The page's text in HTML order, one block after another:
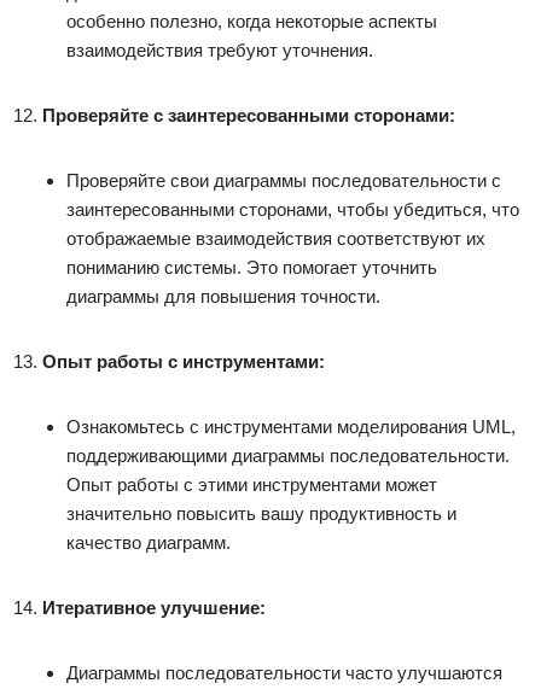
особенно полезно, когда некоторые аспекты
взаимодействия требуют уточнения.
Проверяйте с заинтересованными сторонами:
Проверяйте свои диаграммы последовательности с
заинтересованными сторонами, чтобы убедиться, что
отображаемые взаимодействия соответствуют их
пониманию системы. Это помогает уточнить
диаграммы для повышения точности.
Опыт работы с инструментами:
Ознакомьтесь с инструментами моделирования UML,
поддерживающими диаграммы последовательности.
Опыт работы с этими инструментами может
значительно повысить вашу продуктивность и
качество диаграмм.
Итеративное улучшение:
Диаграммы последовательности часто улучшаются